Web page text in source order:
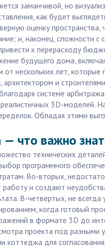
заманчивой, но
как будет
оценку
и, наконец, сложности с
к перерасходу
будущего дома,
нескольких лет,
и
системе
3D-моделей.
Обладая этими
— что важно
технических
программного
Во-вторых,
и создают
В-четвертых, не
когда готовый
в формате 3D до
проекта под разными
коттеджа для